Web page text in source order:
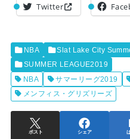
Twitter
NBA
Slat Lake City
SUMMER LEAGUE2019
NBA
サマーリーグ2019
メンフィス・グリズリーズ
ポスト シェア